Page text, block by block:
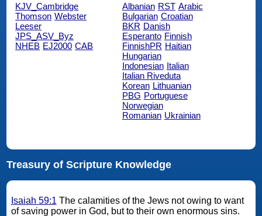
KJV_Cambridge
Thomson Webster
Leeser
JPS_ASV_Byz
NHEB EJ2000 CAB
Albanian RST Arabic
Bulgarian Croatian
BKR Danish
Esperanto Finnish
FinnishPR Haitian
Hungarian
Indonesian Italian
Italian Riveduta
Korean Lithuanian
PBG Portuguese
Norwegian
Romanian Ukrainian
Treasury of Scripture Knowledge
Isaiah 59:1 The calamities of the Jews not owing to want
of saving power in God, but to their own enormous sins.